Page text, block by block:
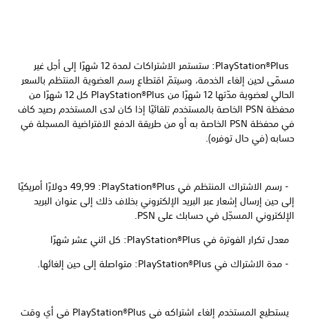
PlayStation®Plus: ستستمر الاشتراكات لمدة 12 شهرًا إلى أجل غير
مسمّى لحين إلغاء الخدمة، وسيتمّ اقتطاع رسم العضوية المنتظم بالسعر
الحالي لعضوية مدّتها 12 شهرًا من PlayStation®Plus كل 12 شهرًا من
محفظة PSN الخاصة بالمستخدم تلقائيًا إذا كان لدى المستخدم رصيد كاف
في محفظة PSN الخاصة به أو من طريقة الدفع الافتراضية المسجلة في
حسابه (في حال توفره).
- رسم الاشتراك المنتظم في PlayStation®Plus:‏ 49,99 دولارًا أمريكيًا
إلى حين إرسال إشعار عبر البريد الإلكتروني بخلاف ذلك إلى عنوان البريد
الإلكتروني المسجّل في حسابك على PSN.
معدل تكرار الفوترة في PlayStation®Plus: كل اثني عشر شهرًا
- مدة الاشتراك في PlayStation®Plus: متواصلة إلى حين إلغائها.
يستطيع المستخدم إلغاء اشتراكه في PlayStation®Plus في أي وقت